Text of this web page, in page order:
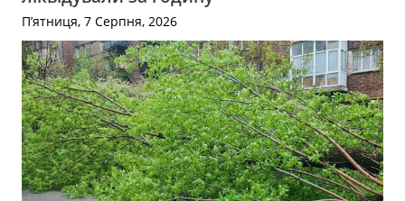
П’ятниця, 7 Серпня, 2026